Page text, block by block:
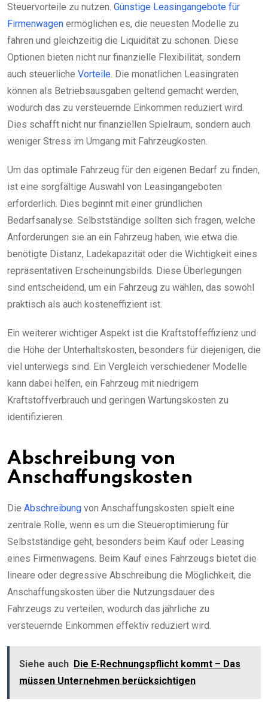
Steuervorteile zu nutzen. Günstige Leasingangebote für
Firmenwagen ermöglichen es, die neuesten Modelle zu
fahren und gleichzeitig die Liquidität zu schonen. Diese
Optionen bieten nicht nur finanzielle Flexibilität, sondern
auch steuerliche Vorteile. Die monatlichen Leasingraten
können als Betriebsausgaben geltend gemacht werden,
wodurch das zu versteuernde Einkommen reduziert wird.
Dies schafft nicht nur finanziellen Spielraum, sondern auch
weniger Stress im Umgang mit Fahrzeugkosten.
Um das optimale Fahrzeug für den eigenen Bedarf zu finden,
ist eine sorgfältige Auswahl von Leasingangeboten
erforderlich. Dies beginnt mit einer gründlichen
Bedarfsanalyse. Selbstständige sollten sich fragen, welche
Anforderungen sie an ein Fahrzeug haben, wie etwa die
benötigte Distanz, Ladekapazität oder die Wichtigkeit eines
repräsentativen Erscheinungsbilds. Diese Überlegungen
sind entscheidend, um ein Fahrzeug zu wählen, das sowohl
praktisch als auch kosteneffizient ist.
Ein weiterer wichtiger Aspekt ist die Kraftstoffeffizienz und
die Höhe der Unterhaltskosten, besonders für diejenigen, die
viel unterwegs sind. Ein Vergleich verschiedener Modelle
kann dabei helfen, ein Fahrzeug mit niedrigem
Kraftstoffverbrauch und geringen Wartungskosten zu
identifizieren.
Abschreibung von
Anschaffungskosten
Die Abschreibung von Anschaffungskosten spielt eine
zentrale Rolle, wenn es um die Steueroptimierung für
Selbstständige geht, besonders beim Kauf oder Leasing
eines Firmenwagens. Beim Kauf eines Fahrzeugs bietet die
lineare oder degressive Abschreibung die Möglichkeit, die
Anschaffungskosten über die Nutzungsdauer des
Fahrzeugs zu verteilen, wodurch das jährliche zu
versteuernde Einkommen effektiv reduziert wird.
Siehe auch Die E-Rechnungspflicht kommt – Das
müssen Unternehmen berücksichtigen